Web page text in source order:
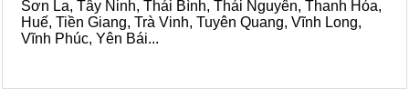
Sơn La, Tây Ninh, Thái Bình, Thái Nguyên, Thanh Hóa,
Huế, Tiền Giang, Trà Vinh, Tuyên Quang, Vĩnh Long,
Vĩnh Phúc, Yên Bái...